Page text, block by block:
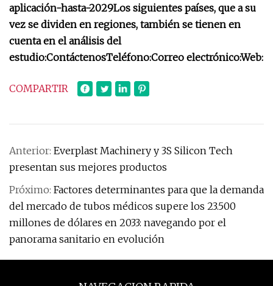
aplicación-hasta-2029Los siguientes países, que a su
vez se dividen en regiones, también se tienen en
cuenta en el análisis del
estudio:ContáctenosTeléfono:Correo electrónico:Web:
COMPARTIR
Anterior: Everplast Machinery y 3S Silicon Tech
presentan sus mejores productos
Próximo: Factores determinantes para que la demanda
del mercado de tubos médicos supere los 23.500
millones de dólares en 2033: navegando por el
panorama sanitario en evolución